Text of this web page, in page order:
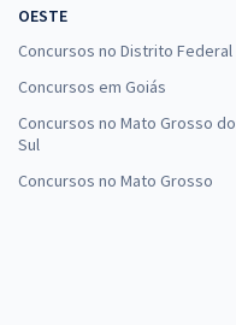
OESTE
Concursos no Distrito Federal
Concursos em Goiás
Concursos no Mato Grosso do
Sul
Concursos no Mato Grosso